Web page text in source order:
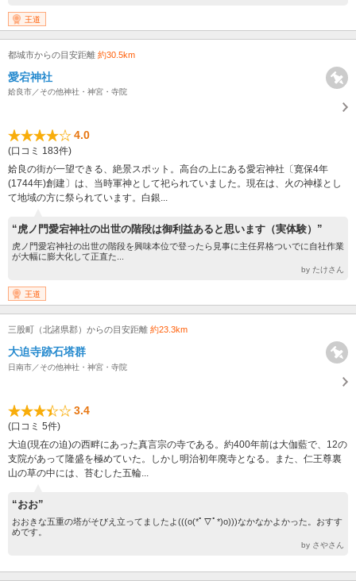
王道
都城市からの目安距離 約30.5km
愛宕神社
姶良市／その他神社・神宮・寺院
4.0
(口コミ 183件)
姶良の街が一望できる、絶景スポット。高台の上にある愛宕神社〔寛保4年
(1744年)創建〕は、当時軍神として祀られていました。現在は、火の神様とし
て地域の方に祭られています。白銀...
“虎ノ門愛宕神社の出世の階段は御利益あると思います（実体験）”
虎ノ門愛宕神社の出世の階段を興味本位で登ったら見事に主任昇格ついでに自社作業
が大幅に膨大化して正直た...
by たけさん
王道
三股町（北諸県郡）からの目安距離 約23.3km
大迫寺跡石塔群
日南市／その他神社・神宮・寺院
3.4
(口コミ 5件)
大迫(現在の迫)の西畔にあった真言宗の寺である。約400年前は大伽藍で、12の
支院があって隆盛を極めていた。しかし明治初年廃寺となる。また、仁王尊裏
山の草の中には、苔むした五輪...
“おお”
おおきな五重の塔がそびえ立ってましたよ(((o(*ﾟ▽ﾟ*)o)))なかなかよかった。おすす
めです。
by さやさん